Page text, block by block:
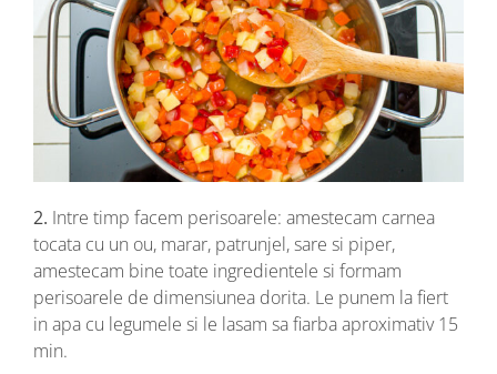
2. Intre timp facem perisoarele: amestecam carnea
tocata cu un ou, marar, patrunjel, sare si piper,
amestecam bine toate ingredientele si formam
perisoarele de dimensiunea dorita. Le punem la fiert
in apa cu legumele si le lasam sa fiarba aproximativ 15
min.